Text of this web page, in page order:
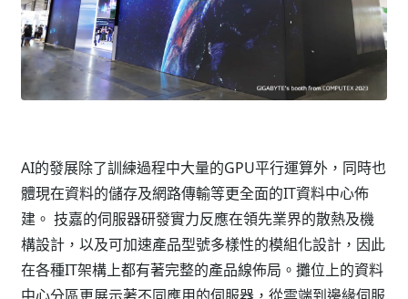
AI的發展除了訓練過程中大量的GPU平行運算外，同時也
體現在資料的儲存及網路傳輸等更全面的IT資料中心佈
建。 技嘉的伺服器研發實力反應在領先業界的散熱及機
構設計，以及可加速產品型號多樣性的模組化設計，因此
在各種IT架構上都有著完整的產品線佈局。攤位上的資料